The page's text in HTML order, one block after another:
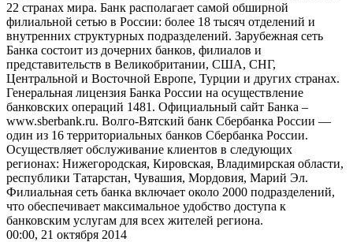
22 странах мира. Банк располагает самой обширной
филиальной сетью в России: более 18 тысяч отделений и
внутренних структурных подразделений. Зарубежная сеть
Банка состоит из дочерних банков, филиалов и
представительств в Великобритании, США, СНГ,
Центральной и Восточной Европе, Турции и других странах.
Генеральная лицензия Банка России на осуществление
банковских операций 1481. Официальный сайт Банка –
www.sberbank.ru. Волго-Вятский банк Сбербанка России —
один из 16 территориальных банков Сбербанка России.
Осуществляет обслуживание клиентов в следующих
регионах: Нижегородская, Кировская, Владимирская области,
республики Татарстан, Чувашия, Мордовия, Марий Эл.
Филиальная сеть банка включает около 2000 подразделений,
что обеспечивает максимальное удобство доступа к
банковским услугам для всех жителей региона.
00:00, 21 октября 2014